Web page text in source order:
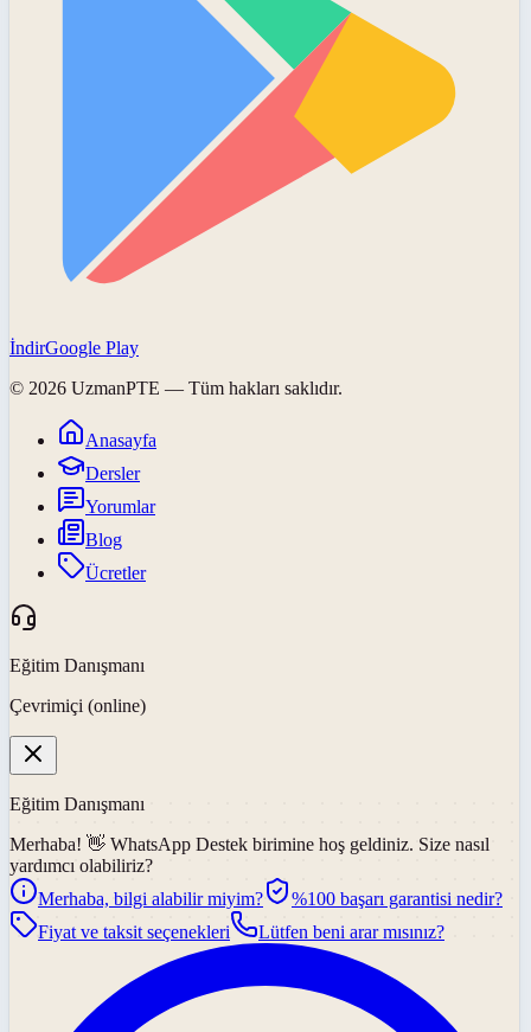
İndirGoogle Play
© 2026 UzmanPTE — Tüm hakları saklıdır.
Anasayfa
Dersler
Yorumlar
Blog
Ücretler
Eğitim Danışmanı
Çevrimiçi (online)
Eğitim Danışmanı
Merhaba! 👋 WhatsApp Destek birimine hoş geldiniz. Size nasıl
yardımcı olabiliriz?
Merhaba, bilgi alabilir miyim?
%100 başarı garantisi nedir?
Fiyat ve taksit seçenekleri
Lütfen beni arar mısınız?